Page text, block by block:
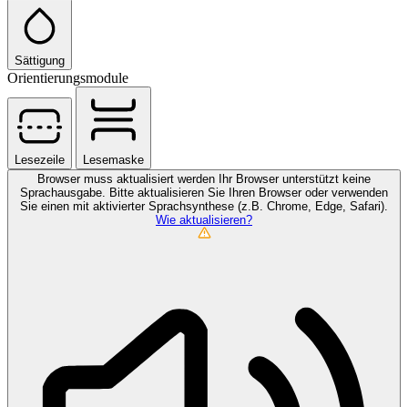
Sättigung
Orientierungsmodule
Lesezeile
Lesemaske
Browser muss aktualisiert werden
Ihr Browser unterstützt keine
Sprachausgabe. Bitte aktualisieren Sie Ihren Browser oder verwenden
Sie einen mit aktivierter Sprachsynthese (z.B. Chrome, Edge, Safari).
Wie aktualisieren?